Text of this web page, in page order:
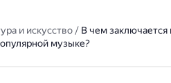
и искусство/ В чем заключается
музыке?